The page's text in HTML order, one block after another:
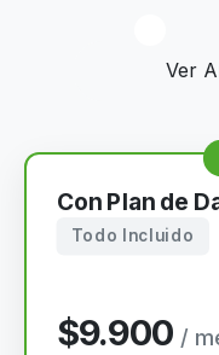
Ver
Con Plan de
Todo Incluido
$9.900 /